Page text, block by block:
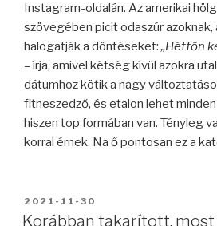
Instagram-oldalán. Az amerikai
szövegében picit odaszúr azoknak,
halogatják a döntéseket:„Hétfőn
–írja, amivel kétség kívül azokra
dátumhoz kötik a nagy
fitneszedző, és etalon lehet
hiszen top formában van. Tényleg
korral érnek. Na ő pontosan ez a
BEKÜLDVE:
2021-11-30
Korábban takarított,